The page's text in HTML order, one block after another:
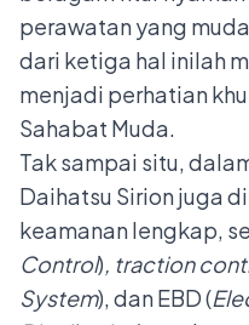
perawatan yang
dari ketiga hal inilah
menjadi perhatian
Sahabat Muda.
Tak sampai situ,
Daihatsu Sirion juga
keamanan lengkap,
Control), traction
System), dan EBD (